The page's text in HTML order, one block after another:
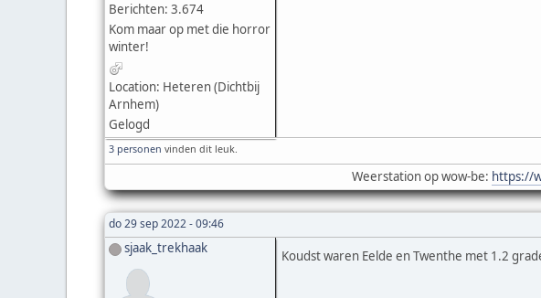
Berichten: 3.674
Kom maar op met die horror
winter!
Location: Heteren (Dichtbij
Arnhem)
Gelogd
3 personen vinden dit leuk.
Weerstation op wow-be: https://
do 29 sep 2022 - 09:46
sjaak_trekhaak
Koudst waren Eelde en Twenthe met 1.2